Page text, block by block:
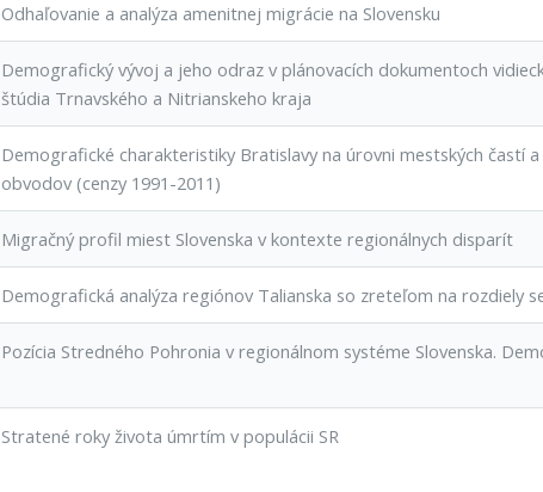
Odhaľovanie a analýza amenitnej migrácie na Slovensku
Demografický vývoj a jeho odraz v plánovacích dokumentoch
štúdia Trnavského a Nitrianskeho kraja
Demografické charakteristiky Bratislavy na úrovni mestských častí
obvodov (cenzy 1991-2011)
Migračný profil miest Slovenska v kontexte regionálnych disparít
Demografická analýza regiónov Talianska so zreteľom na rozdiely
Pozícia Stredného Pohronia v regionálnom systéme Slovenska.
Stratené roky života úmrtím v populácii SR